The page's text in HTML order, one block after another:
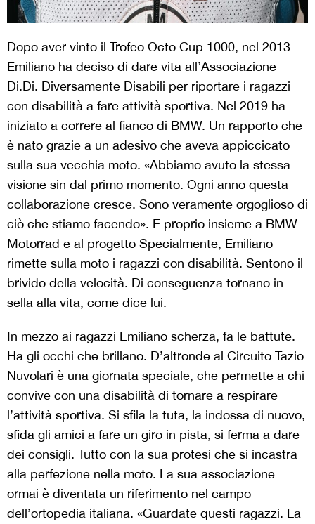
Dopo aver vinto il Trofeo Octo Cup 1000, nel 2013
Emiliano ha deciso di dare vita all’Associazione
Di.Di. Diversamente Disabili per riportare i ragazzi
con disabilità a fare attività sportiva. Nel 2019 ha
iniziato a correre al fianco di BMW. Un rapporto che
è nato grazie a un adesivo che aveva appiccicato
sulla sua vecchia moto. «Abbiamo avuto la stessa
visione sin dal primo momento. Ogni anno questa
collaborazione cresce. Sono veramente orgoglioso di
ciò che stiamo facendo». E proprio insieme a BMW
Motorrad e al progetto Specialmente, Emiliano
rimette sulla moto i ragazzi con disabilità. Sentono il
brivido della velocità. Di conseguenza tornano in
sella alla vita, come dice lui.
In mezzo ai ragazzi Emiliano scherza, fa le battute.
Ha gli occhi che brillano. D’altronde al Circuito Tazio
Nuvolari è una giornata speciale, che permette a chi
convive con una disabilità di tornare a respirare
l’attività sportiva. Si sfila la tuta, la indossa di nuovo,
sfida gli amici a fare un giro in pista, si ferma a dare
dei consigli. Tutto con la sua protesi che si incastra
alla perfezione nella moto. La sua associazione
ormai è diventata un riferimento nel campo
dell’ortopedia italiana. «Guardate questi ragazzi. La